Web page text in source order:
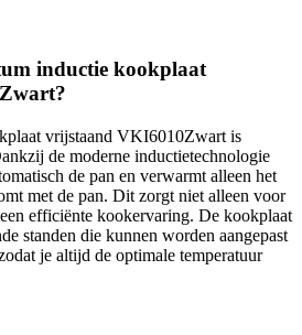
inductie kookplaat
vrijstaand VKI6010Zwart is
de moderne inductietechnologie
de pan en verwarmt alleen het
met de pan. Dit zorgt niet alleen voor
efficiënte kookervaring. De kookplaat
standen die kunnen worden aangepast
je altijd de optimale temperatuur